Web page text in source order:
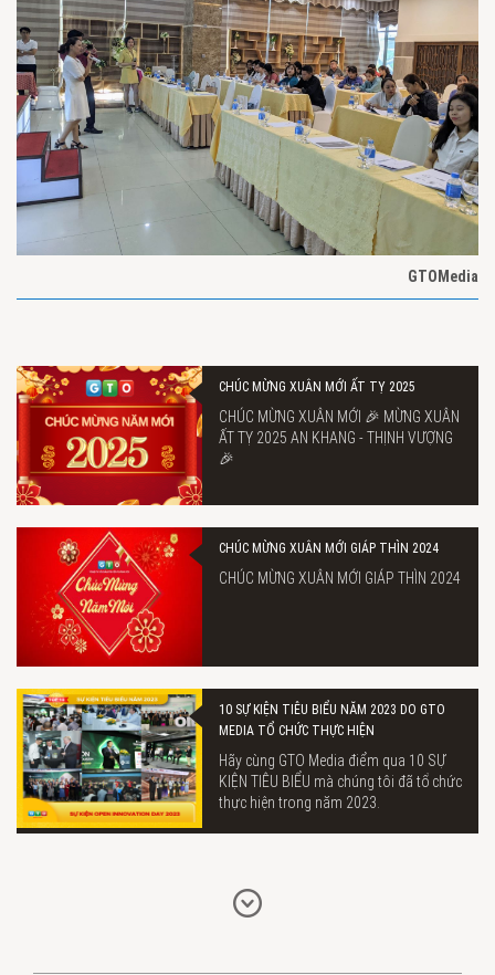
GTOMedia
CHÚC MỪNG XUÂN MỚI ẤT TỴ 2025
CHÚC MỪNG XUÂN MỚI 🎉 MỪNG XUÂN
ẤT TỴ 2025 AN KHANG - THỊNH VƯỢNG
🎉
CHÚC MỪNG XUÂN MỚI GIÁP THÌN 2024
CHÚC MỪNG XUÂN MỚI GIÁP THÌN 2024
10 SỰ KIỆN TIÊU BIỂU NĂM 2023 DO GTO
MEDIA TỔ CHỨC THỰC HIỆN
Hãy cùng GTO Media điểm qua 10 SỰ
KIỆN TIÊU BIỂU mà chúng tôi đã tổ chức
thực hiện trong năm 2023.